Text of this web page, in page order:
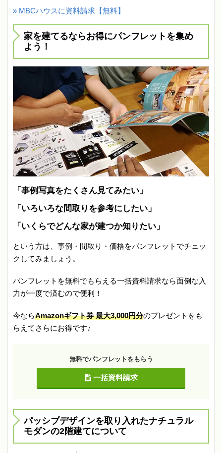
» MBCハウスに資料請求【無料】
家を建てるならお得にパンフレットを集め
よう！
「事例写真をたくさん見てみたい」
「いろいろな間取りを参考にしたい」
「いくらでどんな家が建つか知りたい」
という方は、事例・間取り・価格をパンフレットでチェッ
クしてみましょう。
パンフレットを無料でもらえる一括資料請求なら面倒な入
力が一度で済むので便利！
今ならAmazonギフト券 最大3,000円分のプレゼントをも
らえてさらにお得です♪
無料でパンフレットをもらう
一括資料請求
パッシブデザインを取り入れたナチュラル
モダンの2階建てについて